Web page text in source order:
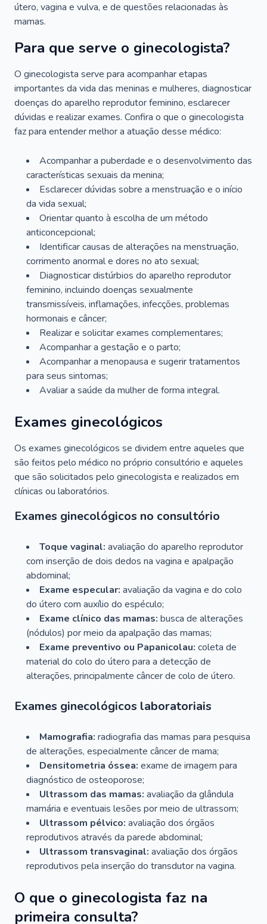
útero, vagina e vulva, e de questões relacionadas às
mamas.
Para que serve o ginecologista?
O ginecologista serve para acompanhar etapas
importantes da vida das meninas e mulheres, diagnosticar
doenças do aparelho reprodutor feminino, esclarecer
dúvidas e realizar exames. Confira o que o ginecologista
faz para entender melhor a atuação desse médico:
Acompanhar a puberdade e o desenvolvimento das
características sexuais da menina;
Esclarecer dúvidas sobre a menstruação e o início
da vida sexual;
Orientar quanto à escolha de um método
anticoncepcional;
Identificar causas de alterações na menstruação,
corrimento anormal e dores no ato sexual;
Diagnosticar distúrbios do aparelho reprodutor
feminino, incluindo doenças sexualmente
transmissíveis, inflamações, infecções, problemas
hormonais e câncer;
Realizar e solicitar exames complementares;
Acompanhar a gestação e o parto;
Acompanhar a menopausa e sugerir tratamentos
para seus sintomas;
Avaliar a saúde da mulher de forma integral.
Exames ginecológicos
Os exames ginecológicos se dividem entre aqueles que
são feitos pelo médico no próprio consultório e aqueles
que são solicitados pelo ginecologista e realizados em
clínicas ou laboratórios.
Exames ginecológicos no consultório
Toque vaginal: avaliação do aparelho reprodutor
com inserção de dois dedos na vagina e apalpação
abdominal;
Exame especular: avaliação da vagina e do colo
do útero com auxílio do espéculo;
Exame clínico das mamas: busca de alterações
(nódulos) por meio da apalpação das mamas;
Exame preventivo ou Papanicolau: coleta de
material do colo do útero para a detecção de
alterações, principalmente câncer de colo de útero.
Exames ginecológicos laboratoriais
Mamografia: radiografia das mamas para pesquisa
de alterações, especialmente câncer de mama;
Densitometria óssea: exame de imagem para
diagnóstico de osteoporose;
Ultrassom das mamas: avaliação da glândula
mamária e eventuais lesões por meio de ultrassom;
Ultrassom pélvico: avaliação dos órgãos
reprodutivos através da parede abdominal;
Ultrassom transvaginal: avaliação dos órgãos
reprodutivos pela inserção do transdutor na vagina.
O que o ginecologista faz na
primeira consulta?